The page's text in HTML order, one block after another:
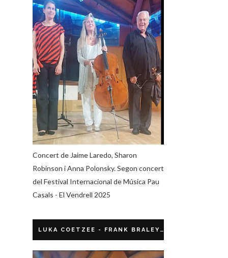
Concert de Jaime Laredo, Sharon
Robinson i Anna Polonsky. Segon concert
del Festival Internacional de Música Pau
Casals - El Vendrell 2025
LUKA COETZEE - FRANK BRALEY